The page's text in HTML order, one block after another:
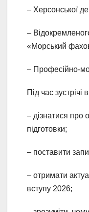
– Херсонської
–
«Морський
– Професійно-
Під час зустрічі
– дізнатися про
підготовки;
– поставити
– отримати
вступу 2026;